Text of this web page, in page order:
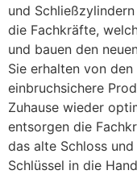
und
die Fachkräfte,
und bauen den
Sie erhalten von
einbruchsichere
Zuhause wieder
entsorgen die
das alte Schloss
Schlüssel in die